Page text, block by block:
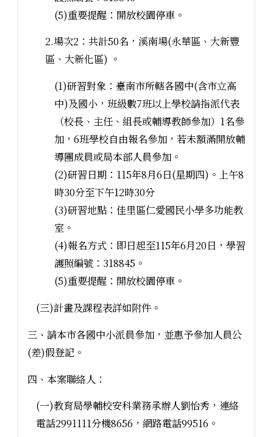
(5)重要提醒：開放校園停車。
2.場次2：共計50名，溪南場(永華區、大新豐
區、大新化區) 。
(1)研習對象：臺南市所轄各國中(含市立高
中)及國小，班級數7班以上學校請指派代表
（校長、主任、組長或輔導教師參加）1名參
加，6班學校自由報名參加，若未額滿開放輔
導團成員或局本部人員參加。
(2)研習日期：115年8月6日(星期四)。上午8
時30分至下午12時30分
(3)研習地點：佳里區仁愛國民小學多功能教
室。
(4)報名方式：即日起至115年6月20日，學習
護照編號：318845。
(5)重要提醒：開放校園停車。
(三)計畫及課程表詳如附件。
三、請本市各國中小派員參加，並惠予參加人員公
(差)假登記。
四、本案聯絡人：
(一)教育局學輔校安科業務承辦人劉怡秀，連絡
電話2991111分機8656，網路電話99516。